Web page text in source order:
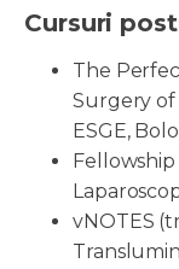
Cursuri
The
Surgery of
ESGE,
Fellowship
vNOTES